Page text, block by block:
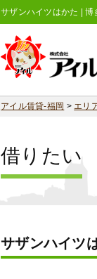
サザンハイツはかた |
アイル賃貸-福岡 >エリ
借りたい
サザンハイツ